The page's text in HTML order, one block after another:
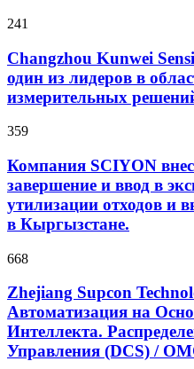
241
Changzhou Kunwei
один из лидеров в
измерительных
359
Компания SCIYON
завершение и ввод в
утилизации отходов и
в Кыргызстане.
668
Zhejiang Supcon
Автоматизация на
Интеллекта.
Управления (DCS) /